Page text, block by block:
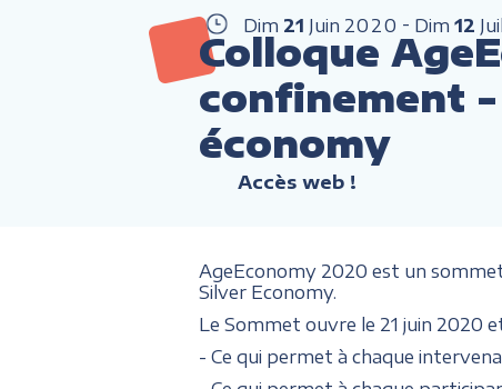
Dim 21 Juin 2020 Dim 12 Juil
Colloque
confinement
économy
Accès web !
AgeEconomy 2020 est un
Silver Economy.
Le Sommet ouvre le 21 juin 2020
- Ce qui permet à chaque